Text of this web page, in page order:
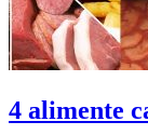
4 alimente